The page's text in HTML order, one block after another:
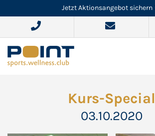
Jetzt Aktionsangebot sichern
Kurs-Special
03.10.2020